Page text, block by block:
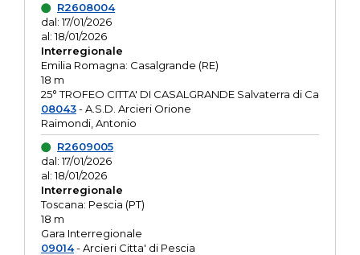
R2608004
dal: 17/01/2026
al: 18/01/2026
Interregionale
Emilia Romagna: Casalgrande (RE)
18 m
25° TROFEO CITTA' DI CASALGRANDE Salvaterra di Ca
08043- A.S.D. Arcieri Orione
Raimondi, Antonio
R2609005
dal: 17/01/2026
al: 18/01/2026
Interregionale
Toscana: Pescia (PT)
18 m
Gara Interregionale
09014- Arcieri Citta' di Pescia